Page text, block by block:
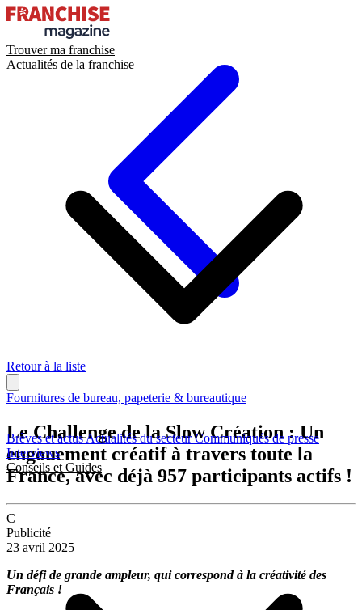
Trouver ma franchise
Actualités de la franchise
Brèves et actusActualités du secteurCommuniqués de presse
Interviews
Conseils et Guides
Retour à la liste
Fournitures de bureau, papeterie & bureautique
Le Challenge de la Slow Création : Un
engouement créatif à travers toute la
France, avec déjà 957 participants actifs !
C
Publicité
23 avril 2025
Un défi de grande ampleur, qui correspond à la créativité des
Français !